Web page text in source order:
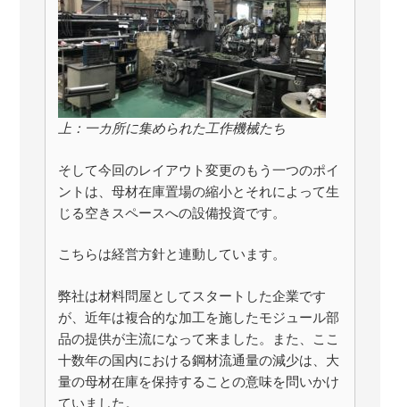
上：一カ所に集められた工作機械たち
そして今回のレイアウト変更のもう一つのポイ
ントは、母材在庫置場の縮小とそれによって生
じる空きスペースへの設備投資です。
こちらは経営方針と連動しています。
弊社は材料問屋としてスタートした企業です
が、近年は複合的な加工を施したモジュール部
品の提供が主流になって来ました。また、ここ
十数年の国内における鋼材流通量の減少は、大
量の母材在庫を保持することの意味を問いかけ
ていました。